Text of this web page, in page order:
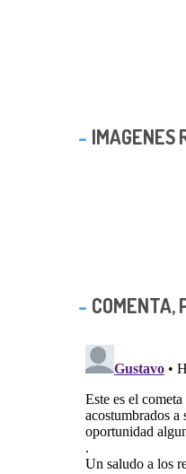
IMAGENES
COMENTA,